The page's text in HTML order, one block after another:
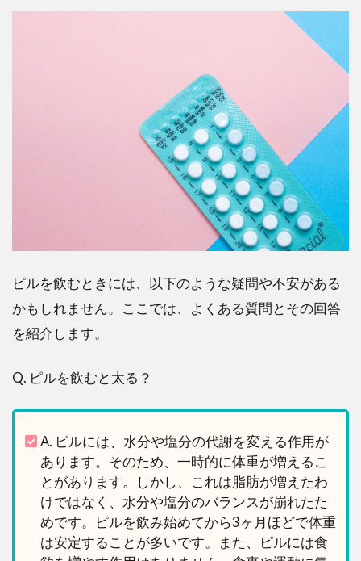
ピルを飲むときには、以下のような疑問や不安がある
かもしれません。ここでは、よくある質問とその回答
を紹介します。
Q. ピルを飲むと太る？
A. ピルには、水分や塩分の代謝を変える作用が
あります。そのため、一時的に体重が増えるこ
とがあります。しかし、これは脂肪が増えたわ
けではなく、水分や塩分のバランスが崩れたた
めです。ピルを飲み始めてから3ヶ月ほどで体重
は安定することが多いです。また、ピルには食